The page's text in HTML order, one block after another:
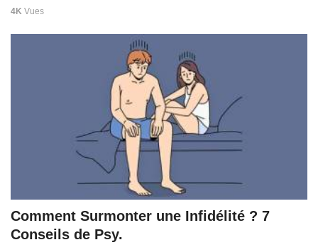
4K Vues
Comment Surmonter une Infidélité ? 7
Conseils de Psy.